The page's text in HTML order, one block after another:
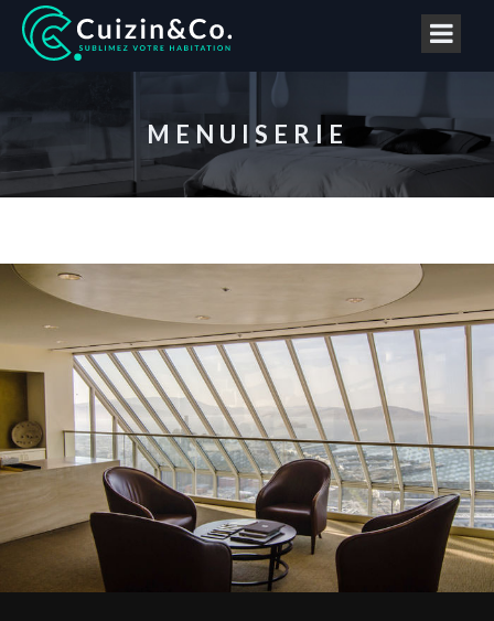
MENUISERIE